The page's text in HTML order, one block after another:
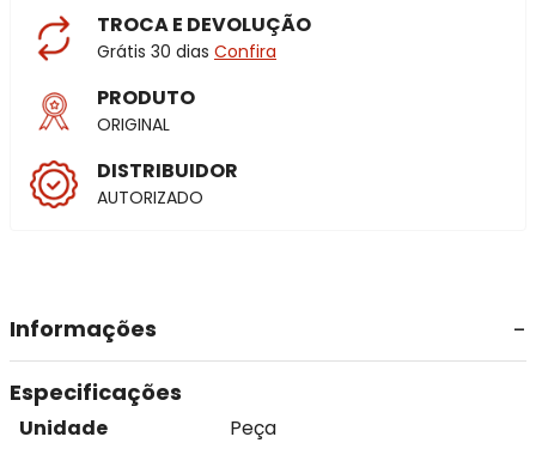
TROCA E DEVOLUÇÃO
Grátis 30 dias Confira
PRODUTO
ORIGINAL
DISTRIBUIDOR
AUTORIZADO
Informações
Especificações
Unidade
Peça